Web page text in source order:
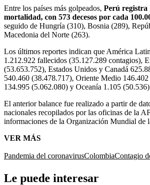
Entre los países más golpeados, Perú registra
mortalidad, con 573 decesos por cada
seguido de Hungría (310), Bosnia (289),
Macedonia del Norte (263).
Los últimos reportes indican que América
1.212.922 fallecidos (35.127.289 contagios),
(53.653.752), Estados Unidos y Canadá
540.460 (38.478.717), Oriente Medio
134.995 (5.062.080) y Oceanía 1.105
El anterior balance fue realizado a partir de
nacionales recopilados por las oficinas de la
informaciones de la Organización Mundial de
VER MÁS
Pandemia del coronavirusColombiaContagio
Le puede interesar